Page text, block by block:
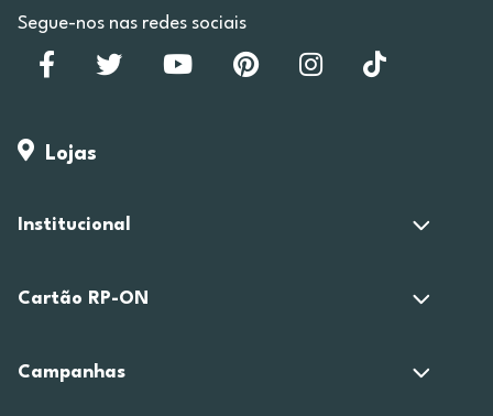
Segue-nos nas redes sociais
Lojas
Institucional
Cartão RP-ON
Campanhas